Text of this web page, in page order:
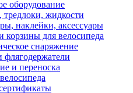
оборудование
тредлоки, жидкости
наклейки, аксессуары
корзины для велосипеда
снаряжение
флягодержатели
и переноска